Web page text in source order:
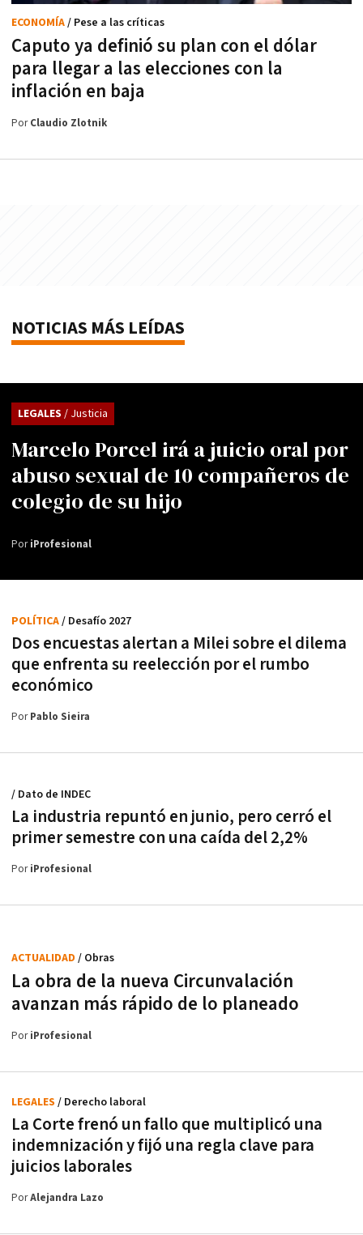
Caputo ya definió su plan con el dólar
para llegar a las elecciones con la
inflación en baja
ECONOMÍA/ Pese a las críticas
PorClaudio Zlotnik
NOTICIAS MÁS LEÍDAS
Marcelo Porcel irá a juicio oral por
abuso sexual de 10 compañeros de
colegio de su hijo
LEGALES / Justicia
PoriProfesional
Dos encuestas alertan a Milei sobre el dilema
que enfrenta su reelección por el rumbo
económico
POLÍTICA/ Desafío 2027
PorPablo Sieira
La industria repuntó en junio, pero cerró el
primer semestre con una caída del 2,2%
/ Dato de INDEC
PoriProfesional
La obra de la nueva Circunvalación
avanzan más rápido de lo planeado
ACTUALIDAD / Obras
PoriProfesional
La Corte frenó un fallo que multiplicó una
indemnización y fijó una regla clave para
juicios laborales
LEGALES / Derecho laboral
PorAlejandra Lazo